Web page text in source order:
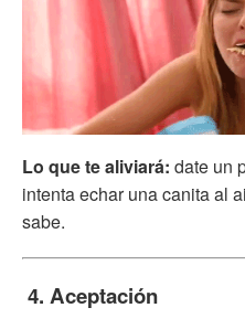
Lo que te aliviará: date un
intenta echar una canita al
sabe.
4. Aceptación